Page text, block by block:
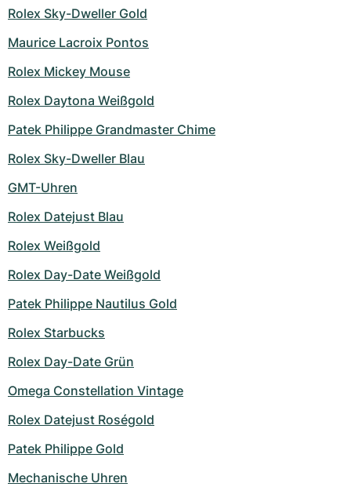
Rolex Sky-Dweller Gold
Maurice Lacroix Pontos
Rolex Mickey Mouse
Rolex Daytona Weißgold
Patek Philippe Grandmaster Chime
Rolex Sky-Dweller Blau
GMT-Uhren
Rolex Datejust Blau
Rolex Weißgold
Rolex Day-Date Weißgold
Patek Philippe Nautilus Gold
Rolex Starbucks
Rolex Day-Date Grün
Omega Constellation Vintage
Rolex Datejust Roségold
Patek Philippe Gold
Mechanische Uhren